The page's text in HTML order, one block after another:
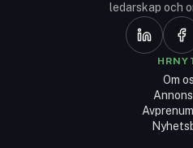
ledarskap och
Om